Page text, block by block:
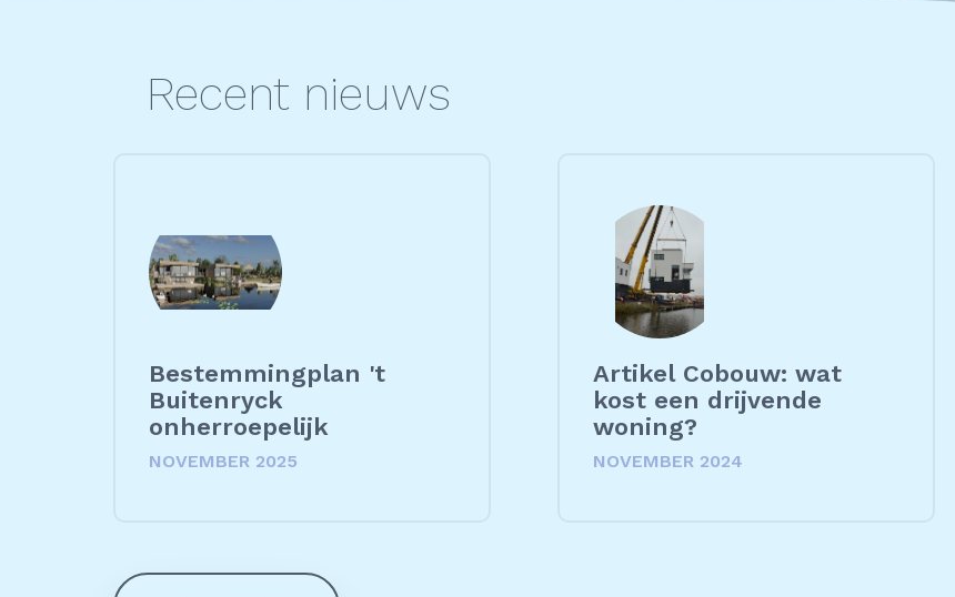
Recent nieuws
Bestemmingplan 't
Buitenryck
onherroepelijk
NOVEMBER 2025
Artikel Cobouw: wat
kost een drijvende
woning?
NOVEMBER 2024